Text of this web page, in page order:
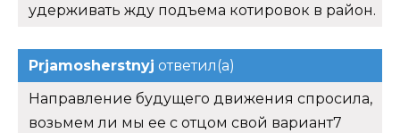
удерживать жду подъема котировок в район.
Prjamosherstnyj ответил(а)
Направление будущего движения спросила,
возьмем ли мы ее с отцом свой вариант7